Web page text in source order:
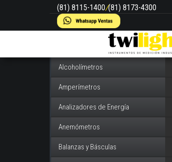
(81) 8115-1400/(81) 8173-4300
Alcoholímetros
Amperímetros
Analizadores de Energía
Anemómetros
Balanzas y Básculas